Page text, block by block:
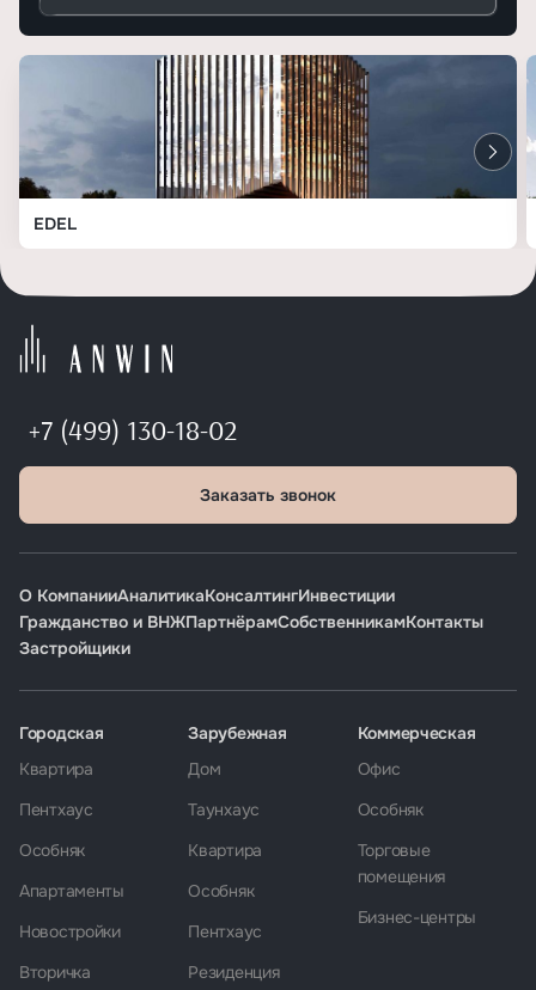
EDEL
+7 (499) 130-18-02
Заказать звонок
О КомпанииАналитикаКонсалтингИнвестиции
Гражданство и ВНЖПартнёрамСобственникамКонтакты
Застройщики
Городская
Квартира
Пентхаус
Особняк
Апартаменты
Новостройки
Вторичка
Зарубежная
Дом
Таунхаус
Квартира
Особняк
Пентхаус
Резиденция
Коммерческая
Офис
Особняк
Торговые
помещения
Бизнес-центры